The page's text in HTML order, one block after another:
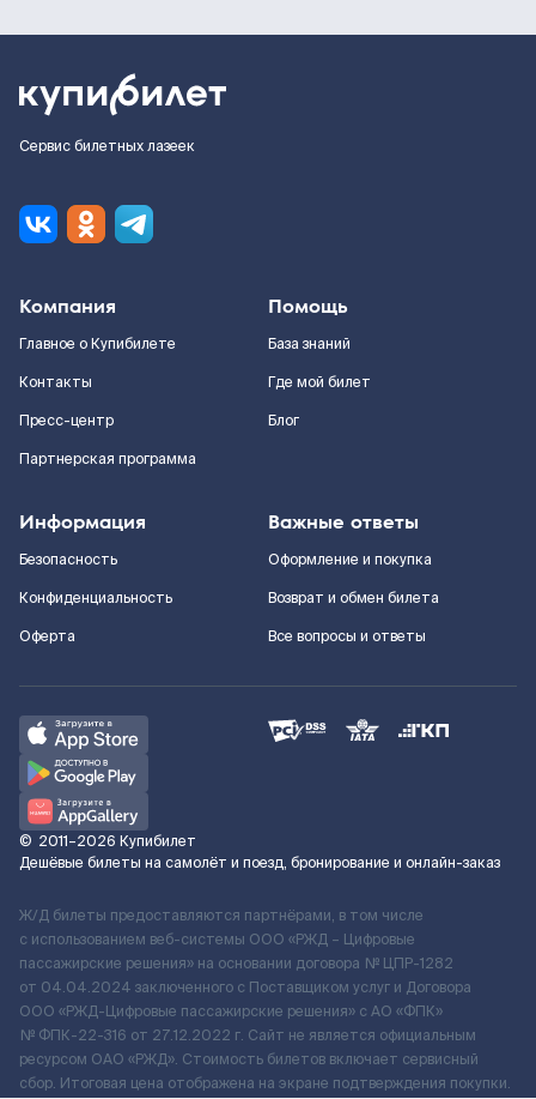
Сервис билетных лазеек
Компания
Главное о Купибилете
Контакты
Пресс-центр
Партнерская программа
Помощь
База знаний
Где мой билет
Блог
Информация
Безопасность
Конфиденциальность
Оферта
Важные ответы
Оформление и покупка
Возврат и обмен билета
Все вопросы и ответы
© 2011–2026 Купибилет
Дешёвые билеты на самолёт и поезд, бронирование и онлайн-заказ
Ж/Д билеты предоставляются партнёрами, в том числе
с использованием веб-системы ООО «РЖД – Цифровые
пассажирские решения» на основании договора № ЦПР-1282
от 04.04.2024 заключенного с Поставщиком услуг и Договора
ООО «РЖД-Цифровые пассажирские решения» c АО «ФПК»
№ ФПК-22-316 от 27.12.2022 г. Сайт не является официальным
ресурсом ОАО «РЖД». Стоимость билетов включает сервисный
сбор. Итоговая цена отображена на экране подтверждения покупки.